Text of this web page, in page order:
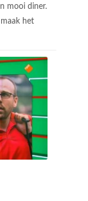
mooi diner.
het